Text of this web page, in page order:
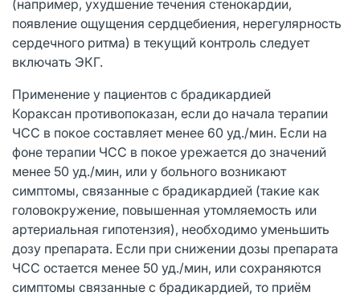
(например, ухудшение течения стенокардии,
появление ощущения сердцебиения, нерегулярность
сердечного ритма) в текущий контроль следует
включать ЭКГ.
Применение у пациентов с брадикардией
Кораксан противопоказан, если до начала терапии
ЧСС в покое составляет менее 60 уд./мин. Если на
фоне терапии ЧСС в покое урежается до значений
менее 50 уд./мин, или у больного возникают
симптомы, связанные с брадикардией (такие как
головокружение, повышенная утомляемость или
артериальная гипотензия), необходимо уменьшить
дозу препарата. Если при снижении дозы препарата
ЧСС остается менее 50 уд./мин, или сохраняются
симптомы связанные с брадикардией, то приём